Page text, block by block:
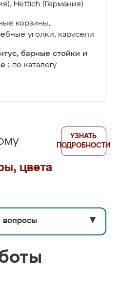
Hettich (Германия)
корзины,
уголки, карусели
барные стойки и
: по каталогу
цвета
УЗНАТЬ
ПОДРОБНОСТИ
вопросы ▼